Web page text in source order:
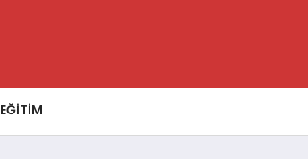
EĞİTİM